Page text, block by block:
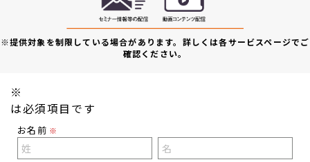
※提供対象を制限している場合があります。詳しくは各サービスページでご
確認ください。
※
は必須項目です
お名前 ※